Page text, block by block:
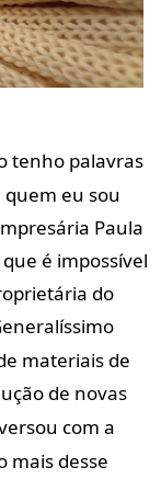
tenho palavras
eu sou
Paula
é impossível
do
materiais de
de novas
com a
mais desse